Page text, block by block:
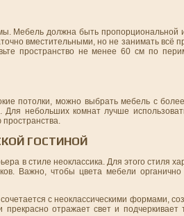
Мебель должна быть пропорциональной
вместительными, но не занимать всё
пространство не менее 60 см по
потолки, можно выбрать мебель с
небольших комнат лучше
ГОСТИНОЙ
в стиле неоклассика. Для этого стиля
Важно, чтобы цвета мебели
с неоклассическими формами,
отражает свет и